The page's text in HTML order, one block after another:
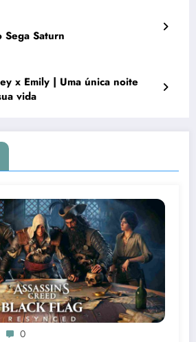
Saturn
x Emily | Uma única noite
vida
0